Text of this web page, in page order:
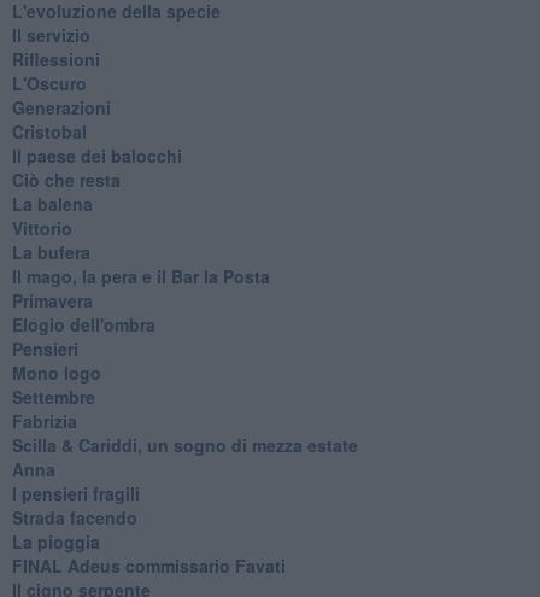
L'evoluzione della specie
Il servizio
Riflessioni
L'Oscuro
Generazioni
Cristobal
Il paese dei balocchi
Ciò che resta
La balena
Vittorio
La bufera
Il mago, la pera e il Bar la Posta
Primavera
Elogio dell'ombra
Pensieri
Mono logo
Settembre
Fabrizia
​Scilla & Cariddi, un sogno di mezza estate
Anna
I pensieri fragili
Strada facendo
La pioggia
FINAL Adeus commissario Favati
Il cigno serpente